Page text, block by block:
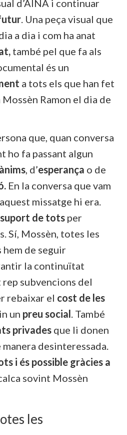
d’AINA i continuar
. Una peça visual que
a dia i com ha anat
també pel que fa als
és un
a tots els que han fet
Ramon el dia de
que, quan conversa
ho fa passant algun
ànims, d’esperança o de
En la conversa que vam
missatge hi era.
de tots per
Sí, Mossèn, totes les
hem de seguir
la continuïtat
subvencions del
rebaixar el cost de les
un preu social. També
privades que li donen
desinteressada.
i és possible gràcies a
sovint Mossèn
les